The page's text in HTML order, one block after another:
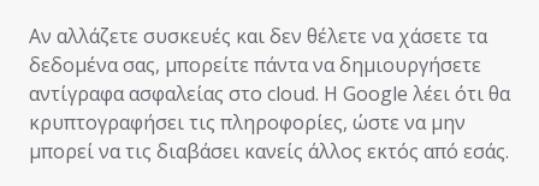
Αν αλλάζετε συσκευές και δεν θέλετε να χάσετε τα
δεδομένα σας, μπορείτε πάντα να δημιουργήσετε
αντίγραφα ασφαλείας στο cloud. Η Google λέει ότι θα
κρυπτογραφήσει τις πληροφορίες, ώστε να μην
μπορεί να τις διαβάσει κανείς άλλος εκτός από εσάς.